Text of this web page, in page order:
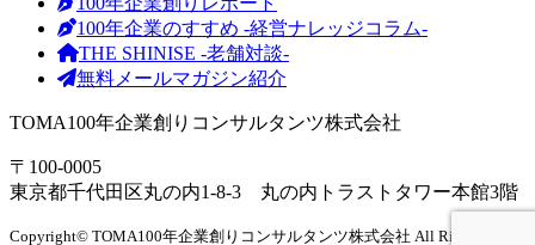
100年企業のすすめ -経営ナレッジコラム-
THE SHINISE -老舗対談-
無料メールマガジン紹介
TOMA100年企業創りコンサルタンツ株式会社
〒100-0005
東京都千代田区丸の内1-8-3 丸の内トラストタワー本館3階
Copyright© TOMA100年企業創りコンサルタンツ株式会社 All Right